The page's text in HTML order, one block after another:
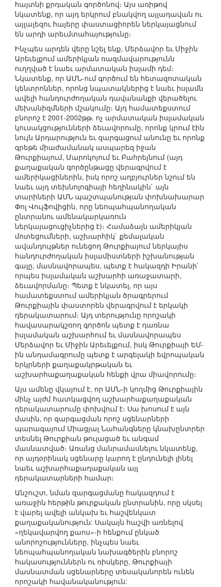
հայտնի քրդական գործոնով։ Այս առիթով
նկատենք, որ այդ երկրում բնակվող այլադավան ու
այլալեզու հայերը փաստացիորեն ներկայացնում
են արդի արեւմտահայությունը։
Ինչպես արդեն վերը նշել ենք, Մերձավոր եւ Միջին
Արեւելքում ամերիկյան ռազմավարությունն
ուղղված է նաեւ արմատական իսլամի դեմ։
Նկատենք, որ ԱՄՆ-ում գործում են հետազոտական
կենտրոններ, որոնց նպատակներից է նաեւ իսլամն
ավելի հանդուրժողական դավանանքի վերածելու
մեխանիզմների մշակումը։ Այդ համատեքստում
բնորոշ է 2001-2002թթ. ոչ արմատական իսլամական
կուսակցությունների ձեւավորումը, որոնք կրում էին
նույն Արդարություն եւ զարգացում անունը եւ որոնք
գրեթե միաժամանակ ասպարեզ իջան
Թուրքիայում, Մարոկոյում եւ Բահրեյնում (այդ
քաղաքական գործընթացը վերագրվում է
ամերիկացիներին, իսկ որոշ աղբյուրներ նշում են
նաեւ այդ տեխնոլոգիայի հեղինակին` այն
տարիների ԱՄՆ պաշտպանության փոխնախարար
Փոլ Վուլֆովիցին, որը նեոպահպանողական
ընտրանու ամենակարկառուն
ներկայացուցիչներից է)։ Համաձայն ամերիկյան
մոտեցումների, աշխարհիկ` քեմալական
ավանդույթներ ունեցող Թուրքիայում ներկայիս
հանդուրժողական իսլամիստների իշխանության
գալը, մասնավորապես, պետք է հակազդի Իրանի`
որպես իսլամական աշխարհի առաջատարի,
ձեւավորմանը։ Պետք է նկատել, որ այս
համատեքստում ամերիկյան ծրագրերում
Թուրքիային փաստորեն վերագրվում է երկակի
դերակատարում։ Այդ տերությունը որոշակի
հավասարակշռող գործոն պետք է դառնա
իսլամական աշխարհում եւ մասնավորապես
Մերձավոր եւ Միջին Արեւելքում, իսկ Թուրքիայի ԵՄ-
ին անդամագրումը պետք է արգելակի եվրոպական
երկրների քաղաքակրթական եւ
աշխարհաքաղաքական հենքի վրա միավորումը։
Այս ամենը վկայում է, որ ԱՄՆ-ի կողմից Թուրքիային
մինչ այժմ հատկացվող աշխարհաքաղաքական
դերակատարումը փոխվում է։ Սա խոսում է այն
մասին, որ զարգացման որոշ սցենարների
պարագայում Միացյալ Նահանգները կնախընտրեր
տեսնել Թուրքիան թուլացած եւ անգամ
մասնատված։ Առանց մանրամասնելու նկատենք,
որ այդօրինակ սցենարը կարող է ընդունելի լինել
նաեւ աշխարհաքաղաքական այլ
դերակատարների համար։
Անշուշտ, նման զարգացմանը հակազդում է
առաջին հերթին թուրքական ընտրանին, որը սկսել
է վարել ավելի անկախ եւ հաշվենկատ
քաղաքականություն: Սակայն հաշվի առնելով
«ղեկավարվող քաոս»-ի հենքում ընկած
անորոշությունները, ինչպես նաեւ
նեոպահպանողական նախագծերին բնորոշ
հակասություններն ու ռիսկերը, Թուրքիայի
մասնատման սցենարները տեսականորեն ունեն
որոշակի հավանականություն: